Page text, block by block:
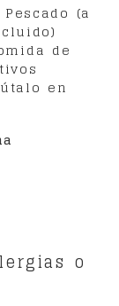
(a
de
en
o